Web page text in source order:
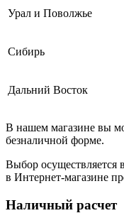
Урал и Поволжье
Сибирь
Дальний Восток
В нашем магазине вы
безналичной форме.
Выбор осуществляется
в Интернет-магазине
Наличный расчет